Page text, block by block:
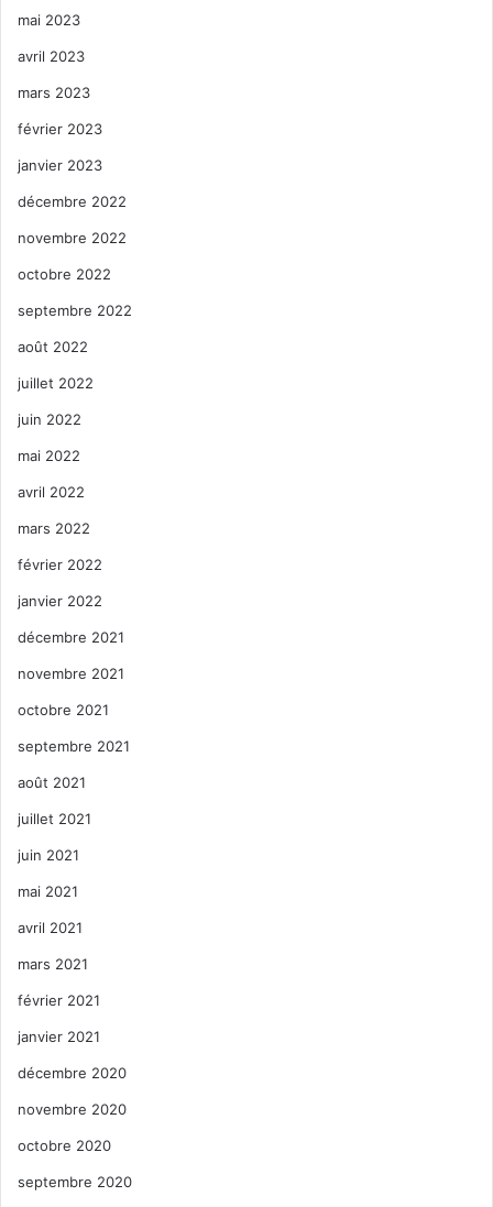
mai 2023
avril 2023
mars 2023
février 2023
janvier 2023
décembre 2022
novembre 2022
octobre 2022
septembre 2022
août 2022
juillet 2022
juin 2022
mai 2022
avril 2022
mars 2022
février 2022
janvier 2022
décembre 2021
novembre 2021
octobre 2021
septembre 2021
août 2021
juillet 2021
juin 2021
mai 2021
avril 2021
mars 2021
février 2021
janvier 2021
décembre 2020
novembre 2020
octobre 2020
septembre 2020